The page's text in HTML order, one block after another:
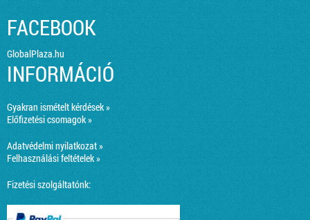
FACEBOOK
GlobalPlaza.hu
INFORMÁCIÓ
Gyakran ismételt kérdések »
Előfizetési csomagok »
Adatvédelmi nyilatkozat »
Felhasználási feltételek »
Fizetési szolgáltatónk: